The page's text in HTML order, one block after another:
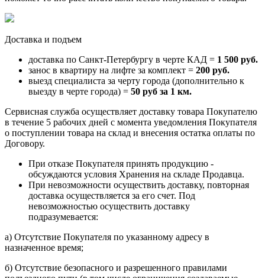
Доставка и подъем
доставка по Санкт-Петербургу в черте КАД = 1 500 руб.
занос в квартиру на лифте за комплект = 200 руб.
выезд специалиста за черту города (дополнительно к
выезду в черте города) = 50 руб за 1 км.
Сервисная служба осуществляет доставку товара Покупателю
в течение 5 рабочих дней с момента уведомления Покупателя
о поступлении товара на склад и внесения остатка оплаты по
Договору.
При отказе Покупателя принять продукцию -
обсуждаются условия Хранения на складе Продавца.
При невозможности осуществить доставку, повторная
доставка осуществляется за его счет. Под
невозможностью осуществить доставку
подразумевается:
a) Отсутствие Покупателя по указанному адресу в
назначенное время;
б) Отсутствие безопасного и разрешенного правилами